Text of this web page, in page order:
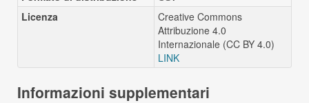
Licenza
Creative Commons
Attribuzione 4.0
Internazionale (CC BY 4.0)
LINK
Informazioni supplementari